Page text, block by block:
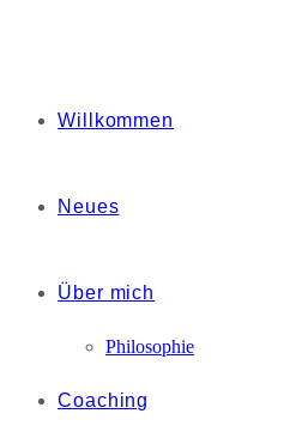
Willkommen
Neues
Über mich
Philosophie
Coaching